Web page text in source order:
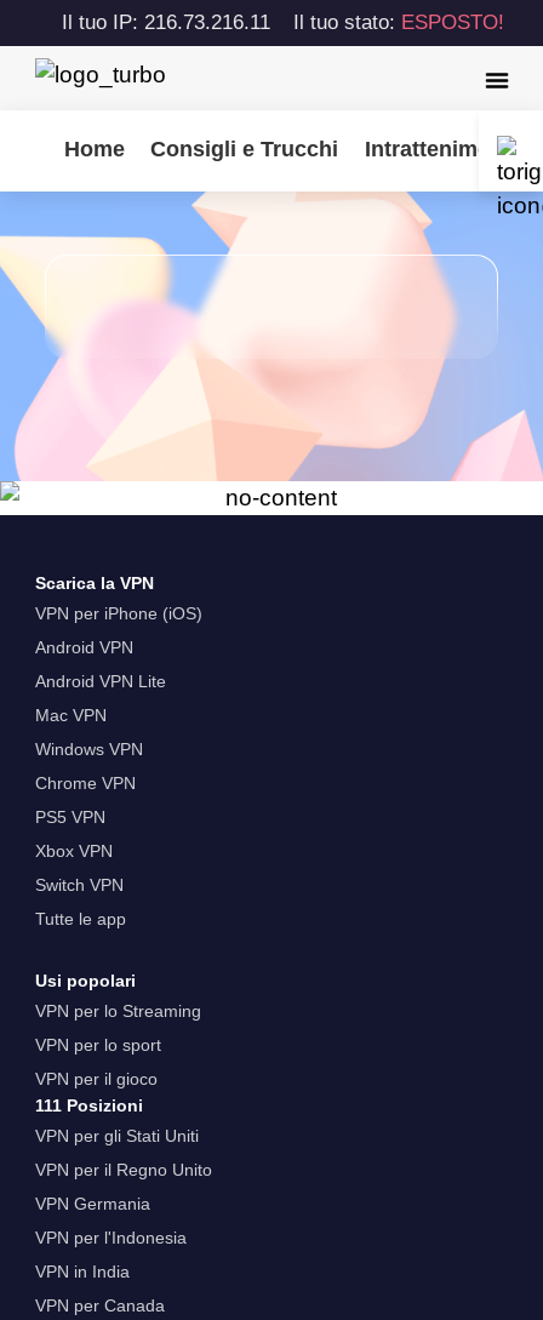
Il tuo IP: 216.73.216.11 Il tuo stato: ESPOSTO!
Home Consigli e Trucchi Intrattenimento
Scarica la VPN
VPN per iPhone (iOS)
Android VPN
Android VPN Lite
Mac VPN
Windows VPN
Chrome VPN
PS5 VPN
Xbox VPN
Switch VPN
Tutte le app
Usi popolari
VPN per lo Streaming
VPN per lo sport
VPN per il gioco
111 Posizioni
VPN per gli Stati Uniti
VPN per il Regno Unito
VPN Germania
VPN per l'Indonesia
VPN in India
VPN per Canada